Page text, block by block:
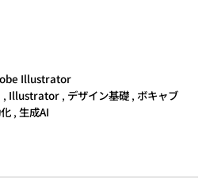
Illustrator
, Illustrator , デザイン基礎 , ボキャブ
, 生成AI